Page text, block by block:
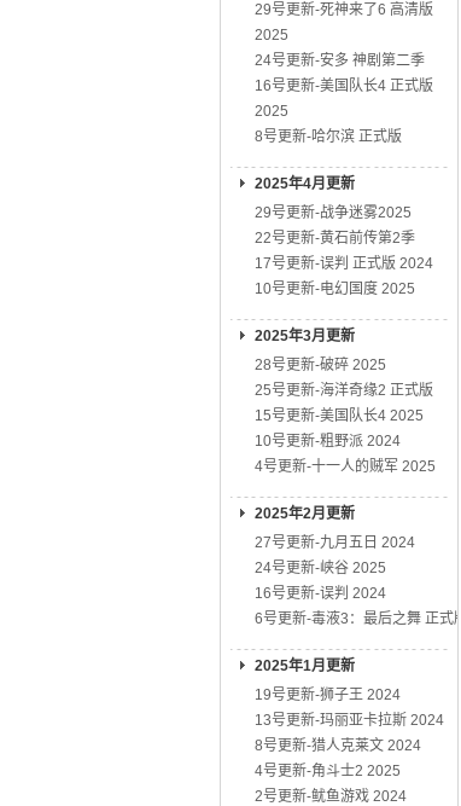
29号更新-死神来了6 高清版
2025
24号更新-安多 神剧第二季
16号更新-美国队长4 正式版
2025
8号更新-哈尔滨 正式版
2025年4月更新
29号更新-战争迷雾2025
22号更新-黄石前传第2季
17号更新-误判 正式版 2024
10号更新-电幻国度 2025
2025年3月更新
28号更新-破碎 2025
25号更新-海洋奇缘2 正式版
15号更新-美国队长4 2025
10号更新-粗野派 2024
4号更新-十一人的贼军 2025
2025年2月更新
27号更新-九月五日 2024
24号更新-峡谷 2025
16号更新-误判 2024
6号更新-毒液3：最后之舞 正式版
2025年1月更新
19号更新-狮子王 2024
13号更新-玛丽亚卡拉斯 2024
8号更新-猎人克莱文 2024
4号更新-角斗士2 2025
2号更新-鱿鱼游戏 2024